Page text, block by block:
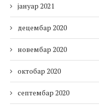
јануар 2021
децембар 2020
новембар 2020
октобар 2020
септембар 2020